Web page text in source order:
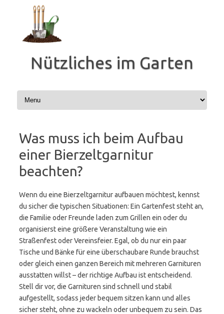
springen
Nützliches im Garten
Was muss ich beim Aufbau
einer Bierzeltgarnitur
beachten?
Wenn du eine Bierzeltgarnitur aufbauen möchtest, kennst
du sicher die typischen Situationen: Ein Gartenfest steht an,
die Familie oder Freunde laden zum Grillen ein oder du
organisierst eine größere Veranstaltung wie ein
Straßenfest oder Vereinsfeier. Egal, ob du nur ein paar
Tische und Bänke für eine überschaubare Runde brauchst
oder gleich einen ganzen Bereich mit mehreren Garnituren
ausstatten willst – der richtige Aufbau ist entscheidend.
Stell dir vor, die Garnituren sind schnell und stabil
aufgestellt, sodass jeder bequem sitzen kann und alles
sicher steht, ohne zu wackeln oder unbequem zu sein. Das